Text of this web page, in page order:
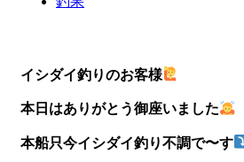
イシダイ釣りのお客様
本日はありがとう御座いました
本船只今イシダイ釣り不調で〜す